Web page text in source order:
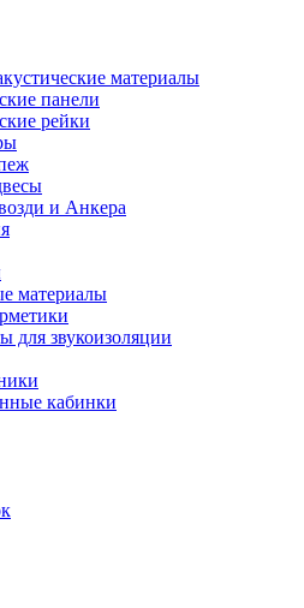
материалы
панели
рейки
и Анкера
материалы
для звукоизоляции
кабинки